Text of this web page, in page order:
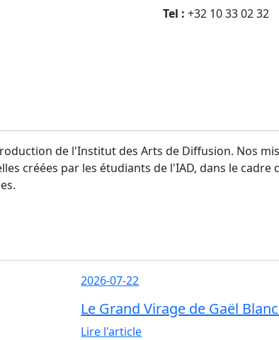
Tel : +32 10 33 02 32
de l'Institut des Arts de Diffusion. Nos
créées par les étudiants de l'IAD, dans le
2026-07-22
Le Grand Virage de Gaël
Lire l'article